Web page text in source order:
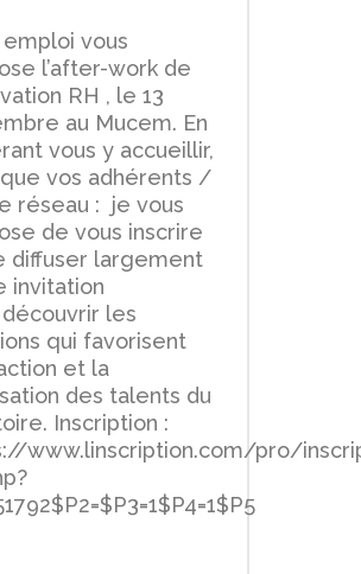
vous
l’after-work de
RH , le 13
au Mucem. En
vous y accueillir,
que vos adhérents /
réseau : je vous
de vous inscrire
diffuser largement
invitation
les
qui favorisent
et la
des talents du
Inscription :
www.linscription.com/pro/